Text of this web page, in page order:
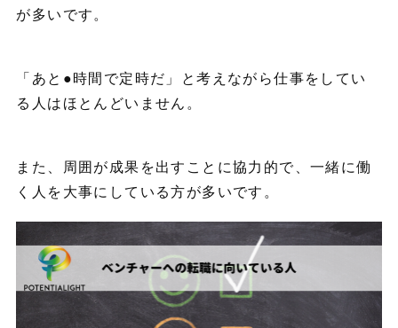
が多いです。
「あと●時間で定時だ」と考えながら仕事をしてい
る人はほとんどいません。
また、周囲が成果を出すことに協力的で、一緒に働
く人を大事にしている方が多いです。